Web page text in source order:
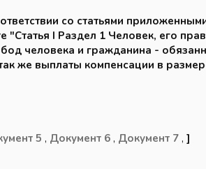
со статьями
"Статья I Раздел 1 Человек, его
человека и гражданина -
же выплаты компенсации в
5 , Документ 6 , Документ 7 , ]